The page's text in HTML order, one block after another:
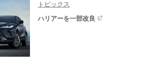
トピックス
ハリアーを一部改良